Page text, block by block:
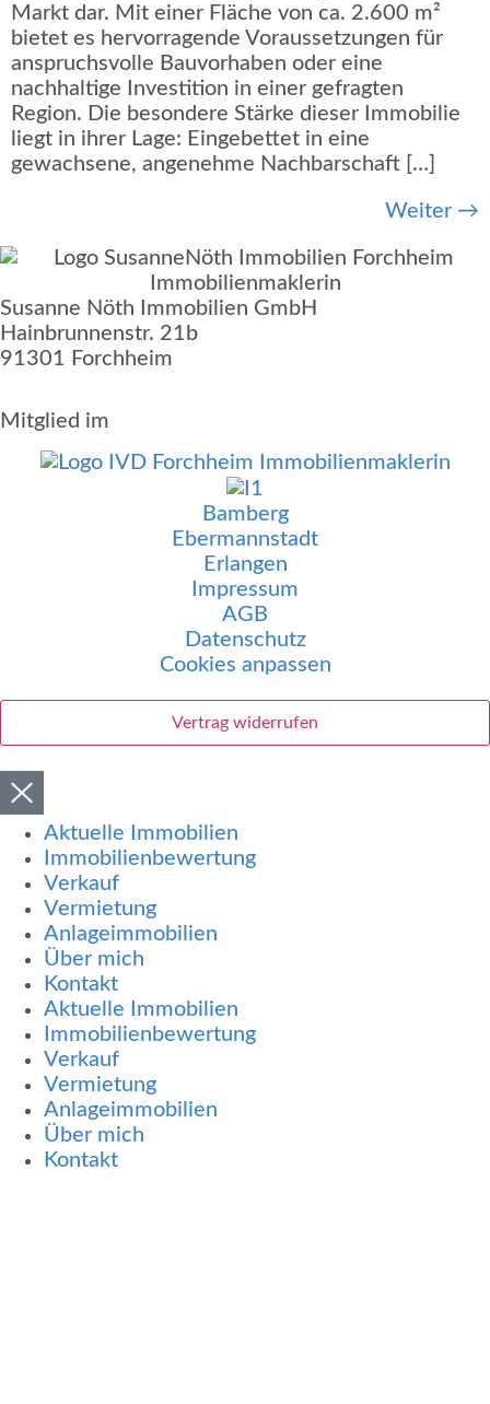
Markt dar. Mit einer Fläche von ca. 2.600 m²
bietet es hervorragende Voraussetzungen für
anspruchsvolle Bauvorhaben oder eine
nachhaltige Investition in einer gefragten
Region. Die besondere Stärke dieser Immobilie
liegt in ihrer Lage: Eingebettet in eine
gewachsene, angenehme Nachbarschaft […]
Weiter →
Susanne Nöth Immobilien GmbH
Hainbrunnenstr. 21b
91301 Forchheim
Mitglied im
Bamberg
Ebermannstadt
Erlangen
Impressum
AGB
Datenschutz
Cookies anpassen
Vertrag widerrufen
Aktuelle Immobilien
Immobilienbewertung
Verkauf
Vermietung
Anlageimmobilien
Über mich
Kontakt
Aktuelle Immobilien
Immobilienbewertung
Verkauf
Vermietung
Anlageimmobilien
Über mich
Kontakt